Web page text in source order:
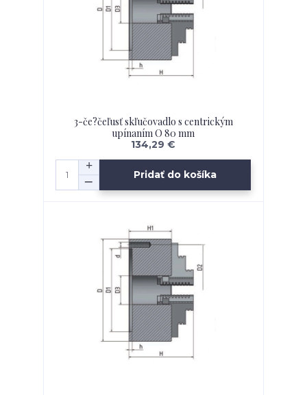
3-če?čeľusť skľučovadlo s centrickým
upínaním O 80 mm
134,29 €
Pridať do košíka